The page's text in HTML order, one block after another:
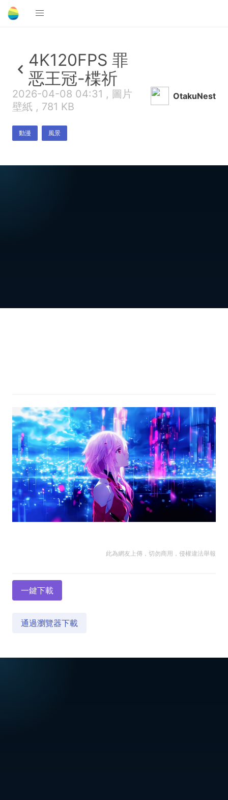
4K120FPS 罪
恶王冠-楪祈
2026-04-08 04:31 , 圖片
壁紙 , 781 KB
動漫 風景
OtakuNest
此為網友上傳，切勿商用，侵權違法舉報
一鍵下載
通過瀏覽器下載